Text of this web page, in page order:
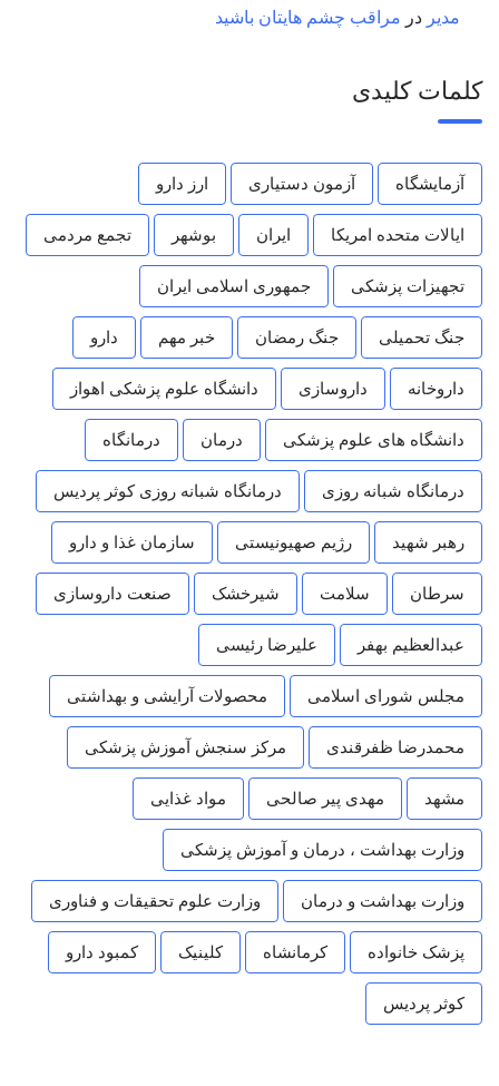
مدیر در مراقب چشم هایتان باشید
کلمات کلیدی
آزمایشگاه آزمون دستیاری ارز دارو
ایالات متحده امریکا ایران بوشهر تجمع مردمی
تجهیزات پزشکی جمهوری اسلامی ایران
جنگ تحمیلی جنگ رمضان خبر مهم دارو
داروخانه داروسازی دانشگاه علوم پزشکی اهواز
دانشگاه های علوم پزشکی درمان درمانگاه
درمانگاه شبانه روزی درمانگاه شبانه روزی کوثر پردیس
رهبر شهید رژیم صهیونیستی سازمان غذا و دارو
سرطان سلامت شیرخشک صنعت داروسازی
عبدالعظیم بهفر علیرضا رئیسی
مجلس شورای اسلامی محصولات آرایشی و بهداشتی
محمدرضا ظفرقندی مرکز سنجش آموزش پزشکی
مشهد مهدی پیر صالحی مواد غذایی
وزارت بهداشت ، درمان و آموزش پزشکی
وزارت بهداشت و درمان وزارت علوم تحقیقات و فناوری
پزشک خانواده کرمانشاه کلینیک کمبود دارو
کوثر پردیس